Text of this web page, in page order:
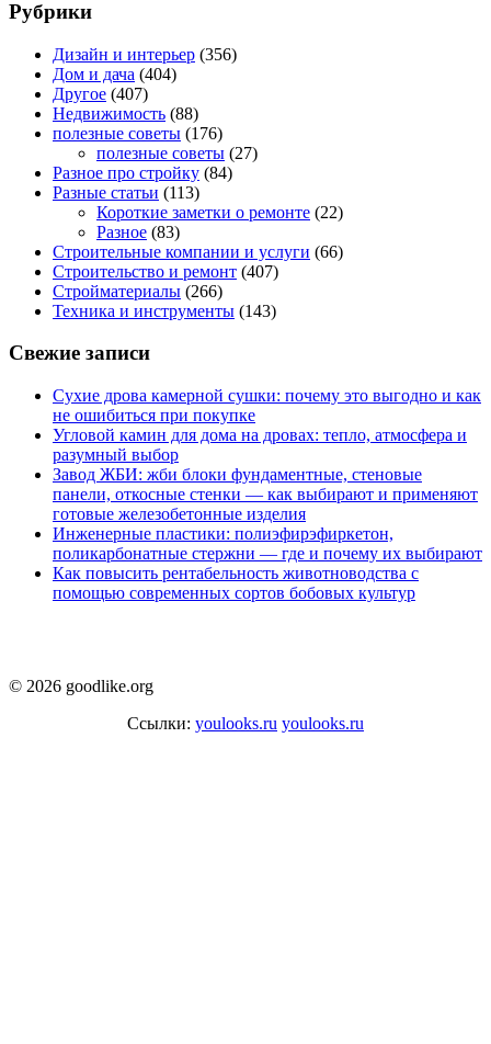
Рубрики
Дизайн и интерьер (356)
Дом и дача (404)
Другое (407)
Недвижимость (88)
полезные советы (176)
полезные советы (27)
Разное про стройку (84)
Разные статьи (113)
Короткие заметки о ремонте (22)
Разное (83)
Строительные компании и услуги (66)
Строительство и ремонт (407)
Стройматериалы (266)
Техника и инструменты (143)
Свежие записи
Сухие дрова камерной сушки: почему это выгодно и как
не ошибиться при покупке
Угловой камин для дома на дровах: тепло, атмосфера и
разумный выбор
Завод ЖБИ: жби блоки фундаментные, стеновые
панели, откосные стенки — как выбирают и применяют
готовые железобетонные изделия
Инженерные пластики: полиэфирэфиркетон,
поликарбонатные стержни — где и почему их выбирают
Как повысить рентабельность животноводства с
помощью современных сортов бобовых культур
© 2026 goodlike.org
Ссылки: youlooks.ru youlooks.ru